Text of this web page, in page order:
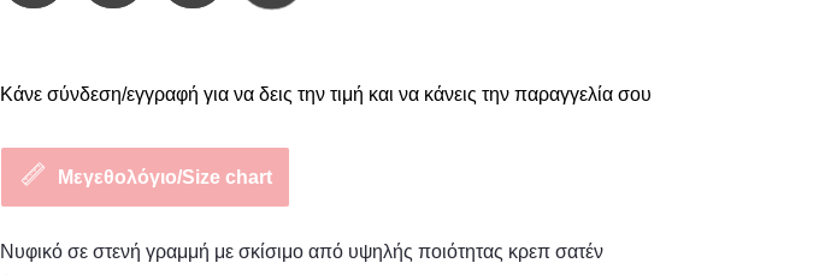
Κάνε σύνδεση/εγγραφή για να δεις την τιμή και να κάνεις την παραγγελία σου
Μεγεθολόγιο/Size chart
Νυφικό σε στενή γραμμή με σκίσιμο από υψηλής ποιότητας κρεπ σατέν